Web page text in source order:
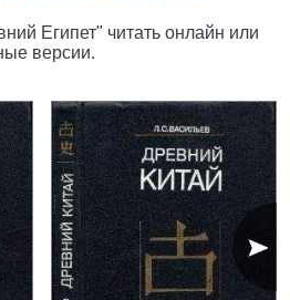
Египет" читать онлайн или
версии.